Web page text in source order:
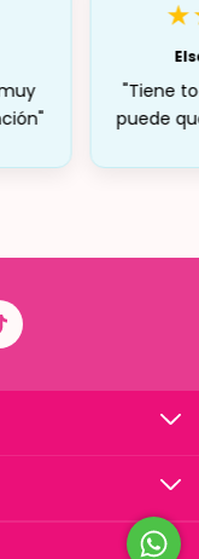
"Tiene
puede